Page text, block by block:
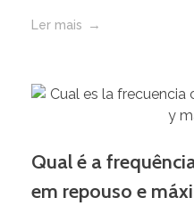
Ler mais
Qual é a
em repouso e